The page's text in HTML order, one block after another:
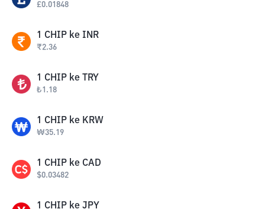
£0.01848
1 CHIP ke INR
₹2.36
1 CHIP ke TRY
₺1.18
1 CHIP ke KRW
₩35.19
1 CHIP ke CAD
$0.03482
1 CHIP ke JPY